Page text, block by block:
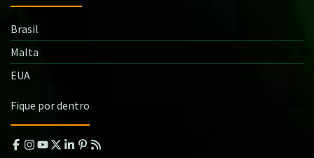
Brasil
Malta
EUA
Fique por dentro